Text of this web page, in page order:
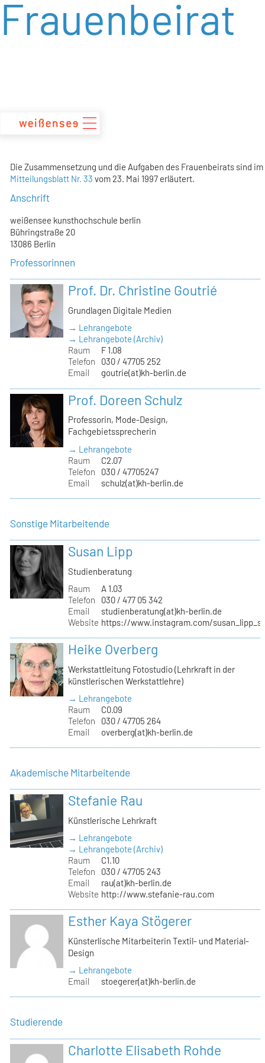
zum
Inhalt
Frauenbeirat
Die Zusammensetzung und die Aufgaben des Frauenbeirats sind im
Mitteilungsblatt Nr. 33 vom 23. Mai 1997 erläutert.
Anschrift
weißensee kunsthochschule berlin
Bühringstraße 20
13086 Berlin
Professorinnen
Prof. Dr. Christine Goutrié
Grundlagen Digitale Medien
→ Lehrangebote
→ Lehrangebote (Archiv)
Raum
F 1.08
Telefon
030 / 47705 252
Email
goutrie(at)kh-berlin.de
Prof. Doreen Schulz
Professorin, Mode-Design,
Fachgebietssprecherin
→ Lehrangebote
Raum
C2.07
Telefon
030 / 47705247
Email
schulz(at)kh-berlin.de
Sonstige Mitarbeitende
Susan Lipp
Studienberatung
Raum
A 1.03
Telefon
030 / 477 05 342
Email
studienberatung(at)kh-berlin.de
Website https://www.instagram.com/
Heike Overberg
Werkstattleitung Fotostudio (Lehrkraft in der
künstlerischen Werkstattlehre)
→ Lehrangebote
Raum
C0.09
Telefon
030 / 47705 264
Email
overberg(at)kh-berlin.de
Akademische Mitarbeitende
Stefanie Rau
Künstlerische Lehrkraft
→ Lehrangebote
→ Lehrangebote (Archiv)
Raum
C1.10
Telefon
030 / 47705 243
Email
rau(at)kh-berlin.de
Website http://www.stefanie-rau.com
Esther Kaya Stögerer
Künsterlische Mitarbeiterin Textil- und Material-
Design
→ Lehrangebote
Email
stoegerer(at)kh-berlin.de
Studierende
Charlotte Elisabeth Rohde